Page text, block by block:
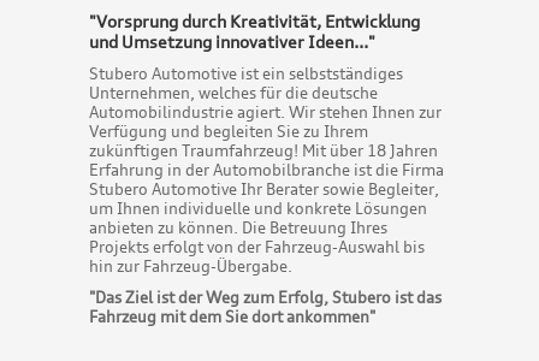
"Vorsprung durch Kreativität, Entwicklung
und Umsetzung innovativer Ideen..."
Stubero Automotive ist ein selbstständiges
Unternehmen, welches für die deutsche
Automobilindustrie agiert. Wir stehen Ihnen zur
Verfügung und begleiten Sie zu Ihrem
zukünftigen Traumfahrzeug! Mit über 18 Jahren
Erfahrung in der Automobilbranche ist die Firma
Stubero Automotive Ihr Berater sowie Begleiter,
um Ihnen individuelle und konkrete Lösungen
anbieten zu können. Die Betreuung Ihres
Projekts erfolgt von der Fahrzeug-Auswahl bis
hin zur Fahrzeug-Übergabe.
"Das Ziel ist der Weg zum Erfolg, Stubero ist das
Fahrzeug mit dem Sie dort ankommen"